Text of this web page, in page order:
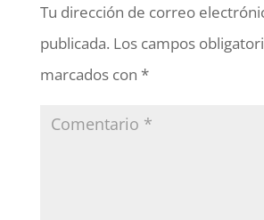
Tu dirección de correo
publicada. Los campos
marcados con *